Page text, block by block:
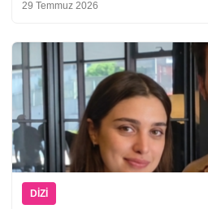
29 Temmuz 2026
DIZI